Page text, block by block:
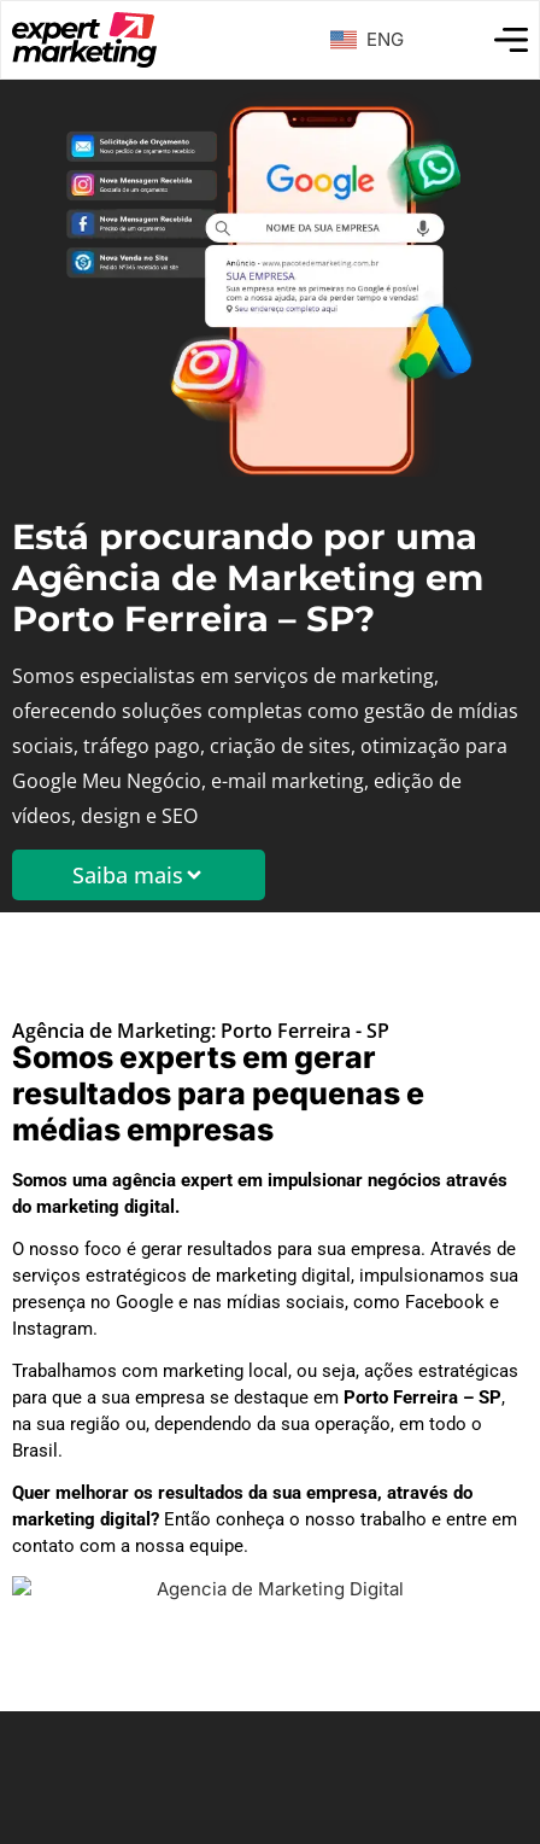
ENG
Está procurando por uma
Agência de Marketing em
Porto Ferreira – SP?
Somos especialistas em serviços de marketing,
oferecendo soluções completas como gestão de mídias
sociais, tráfego pago, criação de sites, otimização para
Google Meu Negócio, e-mail marketing, edição de
vídeos, design e SEO
Saiba mais
Agência de Marketing: Porto Ferreira - SP
Somos experts em gerar
resultados para pequenas e
médias empresas
Somos uma agência expert em impulsionar negócios através
do marketing digital.
O nosso foco é gerar resultados para sua empresa. Através de
serviços estratégicos de marketing digital, impulsionamos sua
presença no Google e nas mídias sociais, como Facebook e
Instagram.
Trabalhamos com marketing local, ou seja, ações estratégicas
para que a sua empresa se destaque em Porto Ferreira – SP,
na sua região ou, dependendo da sua operação, em todo o
Brasil.
Quer melhorar os resultados da sua empresa, através do
marketing digital? Então conheça o nosso trabalho e entre em
contato com a nossa equipe.